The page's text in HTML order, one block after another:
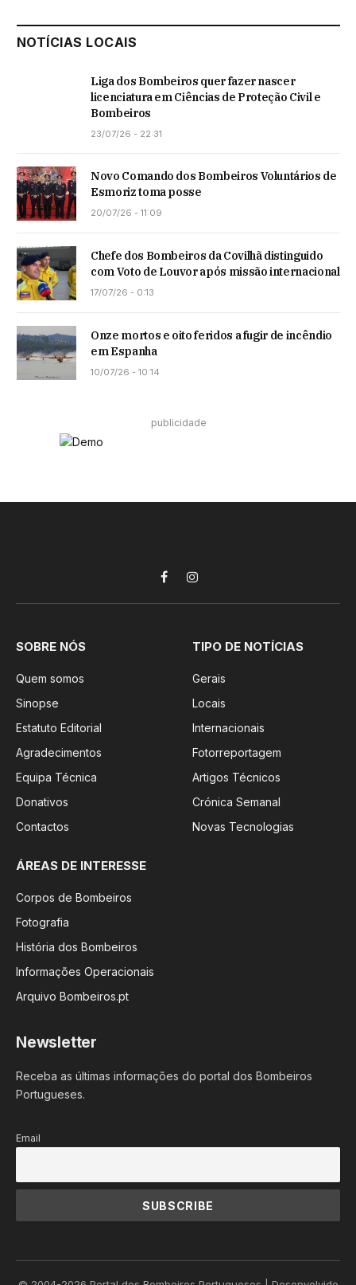
NOTÍCIAS LOCAIS
Liga dos Bombeiros quer fazer nascer
licenciatura em Ciências de Proteção Civil e
Bombeiros
23/07/26 - 22:31
Novo Comando dos Bombeiros Voluntários de
Esmoriz toma posse
20/07/26 - 11:09
Chefe dos Bombeiros da Covilhã distinguido
com Voto de Louvor após missão internacional
17/07/26 - 0:13
Onze mortos e oito feridos a fugir de incêndio
em Espanha
10/07/26 - 10:14
publicidade
FacebookInstagram
SOBRE NÓS
Quem somos
Sinopse
Estatuto Editorial
Agradecimentos
Equipa Técnica
Donativos
Contactos
TIPO DE NOTÍCIAS
Gerais
Locais
Internacionais
Fotorreportagem
Artigos Técnicos
Crónica Semanal
Novas Tecnologias
ÁREAS DE INTERESSE
Corpos de Bombeiros
Fotografia
História dos Bombeiros
Informações Operacionais
Arquivo Bombeiros.pt
Newsletter
Receba as últimas informações do portal dos Bombeiros
Portugueses.
Email